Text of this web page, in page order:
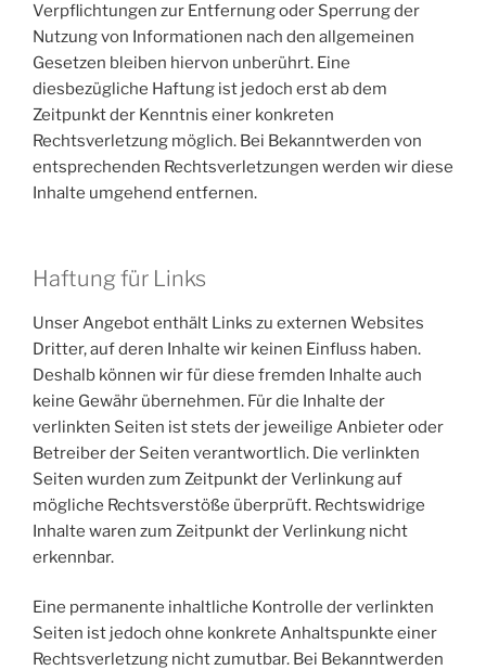
Verpflichtungen zur Entfernung oder Sperrung der
Nutzung von Informationen nach den allgemeinen
Gesetzen bleiben hiervon unberührt. Eine
diesbezügliche Haftung ist jedoch erst ab dem
Zeitpunkt der Kenntnis einer konkreten
Rechtsverletzung möglich. Bei Bekanntwerden von
entsprechenden Rechtsverletzungen werden wir diese
Inhalte umgehend entfernen.
Haftung für Links
Unser Angebot enthält Links zu externen Websites
Dritter, auf deren Inhalte wir keinen Einfluss haben.
Deshalb können wir für diese fremden Inhalte auch
keine Gewähr übernehmen. Für die Inhalte der
verlinkten Seiten ist stets der jeweilige Anbieter oder
Betreiber der Seiten verantwortlich. Die verlinkten
Seiten wurden zum Zeitpunkt der Verlinkung auf
mögliche Rechtsverstöße überprüft. Rechtswidrige
Inhalte waren zum Zeitpunkt der Verlinkung nicht
erkennbar.
Eine permanente inhaltliche Kontrolle der verlinkten
Seiten ist jedoch ohne konkrete Anhaltspunkte einer
Rechtsverletzung nicht zumutbar. Bei Bekanntwerden